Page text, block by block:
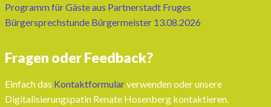
Programm für Gäste aus Partnerstadt Fruges
Bürgersprechstunde Bürgermeister 13.08.2026
Fragen oder Feedback?
Einfach das Kontaktformularverwenden oder unsere
Digitalisierungspatin Renate Hosenberg kontaktieren.